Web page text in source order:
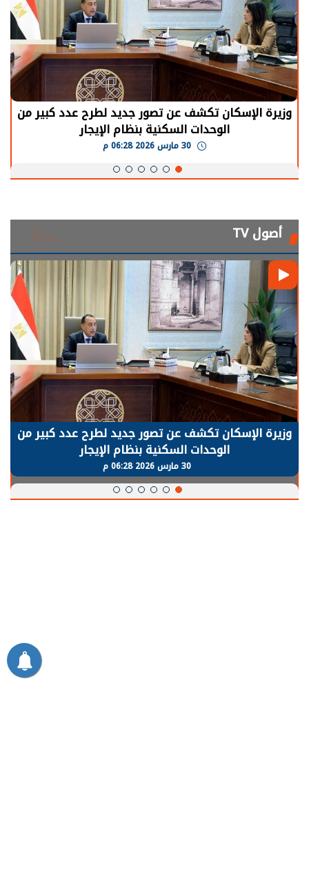
وزيرة الإسكان تكشف عن تصور جديد لطرح عدد كبير من
الوحدات السكنية بنظام الإيجار
أصول TV
وزيرة الإسكان تكشف عن تصور جديد لطرح عدد كبير من
الوحدات السكنية بنظام الإيجار